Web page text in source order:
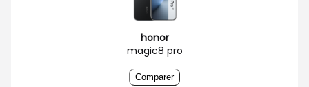
honor
magic8 pro
Comparer